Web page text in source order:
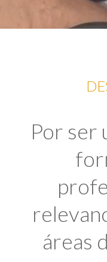
Por ser
áreas